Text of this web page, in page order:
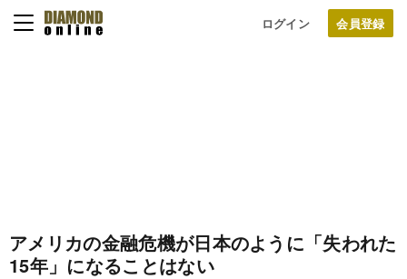
ログイン
アメリカの金融危機が日本のように「失われた
15年」になることはない